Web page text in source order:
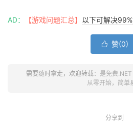
AD： 【游戏问题汇总】 以下可解决
 赞(0)
需要随时拿走，欢迎转载： 是免费.NET
从零开始，简单
分享到